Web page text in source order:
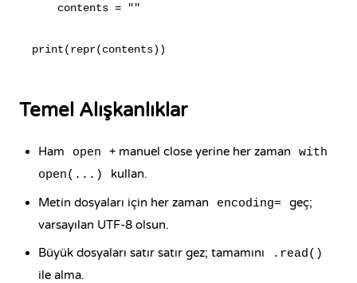
    contents = ""
Temel Alışkanlıklar
Ham open + manuel close yerine her zaman
with
open(...)
kullan.
Metin dosyaları için her zaman
encoding= geç;
varsayılan UTF-8 olsun.
Büyük dosyaları satır satır gez; tamamını
.read()
ile alma.